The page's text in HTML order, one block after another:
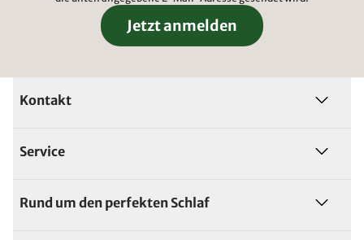
Jetzt anmelden
Kontakt
Service
Rund um den perfekten Schlaf